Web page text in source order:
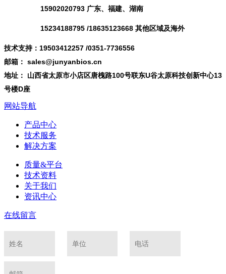
15902020793 广东、福建、湖南
15234188795 /18635123668 其他区域及海外
技术支持：19503412257 /0351-7736556
邮箱： sales@junyanbios.cn
地址： 山西省太原市小店区唐槐路100号联东U谷太原科技创新中心13
号楼D座
网站导航
产品中心
技术服务
解决方案
质量&平台
技术资料
关于我们
资讯中心
在线留言